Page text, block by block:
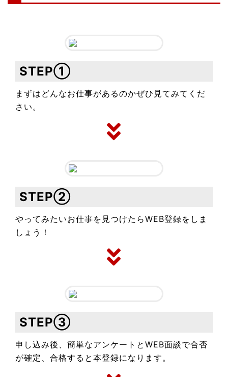
STEP①
まずはどんなお仕事があるのかぜひ見てみてくだ
さい。
STEP②
やってみたいお仕事を見つけたらWEB登録をしま
しょう！
STEP③
申し込み後、簡単なアンケートとWEB面談で合否
が確定、合格すると本登録になります。